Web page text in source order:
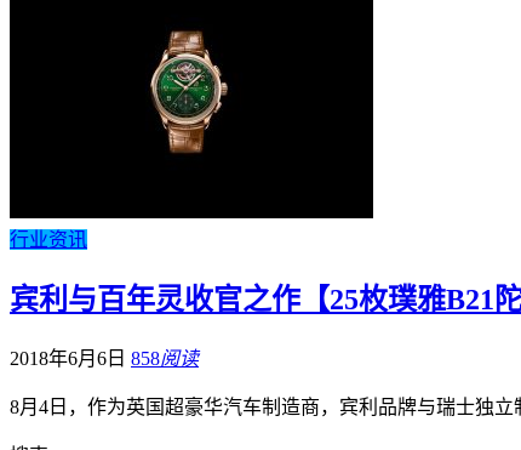
行业资讯
宾利与百年灵收官之作【25枚璞雅B21
2018年6月6日 858阅读
8月4日，作为英国超豪华汽车制造商，宾利品牌与瑞士独